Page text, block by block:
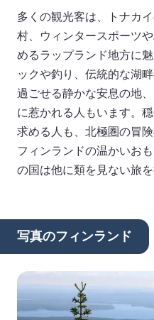
多くの観光客は、トナカ
村、ウィンタースポーツ
めるラップランド地方に
ックや釣り、伝統的な湖
過ごせる静かな安息の地
に惹かれる人もいます。
求める人も、北極圏の冒
フィンランドの温かいお
の国は他に類を見ない旅を
写真のフィンランド